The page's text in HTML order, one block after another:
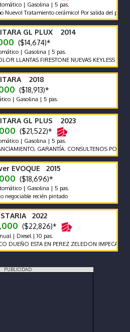
| Gasolina | 5 pas.
Tratamiento cerámico! Por salida del país no
GL PLUX 2014
($14,674)*
| Gasolina | 5 pas.
LLANTAS FIRESTONE NUEVAS KEYLESS
2018
($18,913)*
| Gasolina | 5 pas.
GL PLUS 2023
($21,522)*
| Gasolina | 5 pas.
GARANTÍA. CONSULTENOS POR AUTOS
EVOQUE 2015
($18,696)*
| Gasolina | 5 pas.
recién pintado
2022
($22,826)*
| Diesel | 10 pas.
ESTA EN PEREZ ZELEDON IMPECABLE
PUBLICIDAD